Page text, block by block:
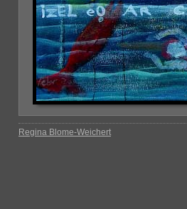
Regina Blome-Weichert